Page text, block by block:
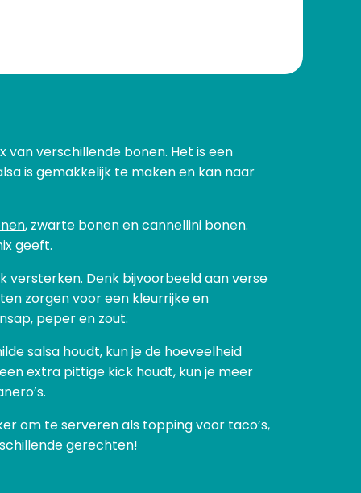
van verschillende bonen. Het is een
is gemakkelijk te maken en kan naar
, zwarte bonen en cannellini bonen.
geeft.
versterken. Denk bijvoorbeeld aan verse
zorgen voor een kleurrijke en
peper en zout.
salsa houdt, kun je de hoeveelheid
extra pittige kick houdt, kun je meer
om te serveren als topping voor taco’s,
gerechten!